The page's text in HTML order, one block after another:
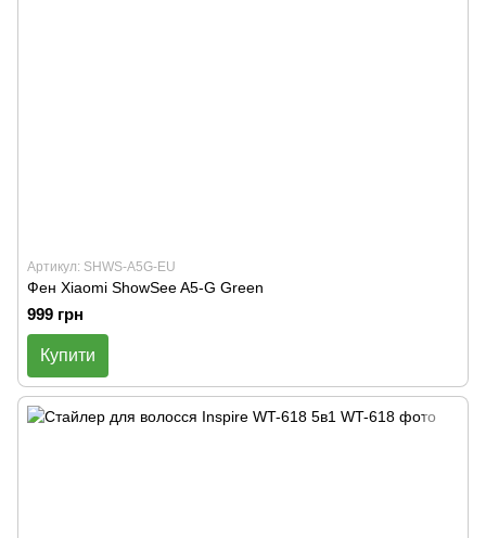
Артикул: SHWS-A5G-EU
Фен Xiaomi ShowSee A5-G Green
999 грн
Купити